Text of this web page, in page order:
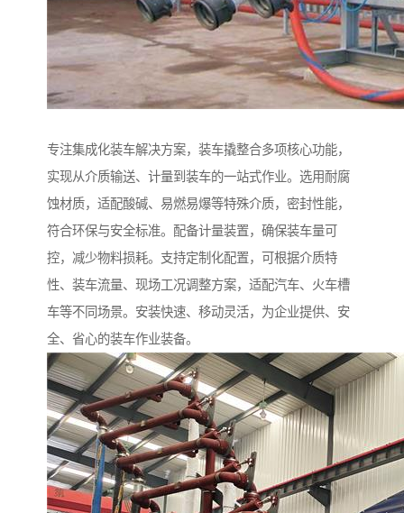
专注集成化装车解决方案，装车撬整合多项核心功能，
实现从介质输送、计量到装车的一站式作业。选用耐腐
蚀材质，适配酸碱、易燃易爆等特殊介质，密封性能，
符合环保与安全标准。配备计量装置，确保装车量可
控，减少物料损耗。支持定制化配置，可根据介质特
性、装车流量、现场工况调整方案，适配汽车、火车槽
车等不同场景。安装快速、移动灵活，为企业提供、安
全、省心的装车作业装备。